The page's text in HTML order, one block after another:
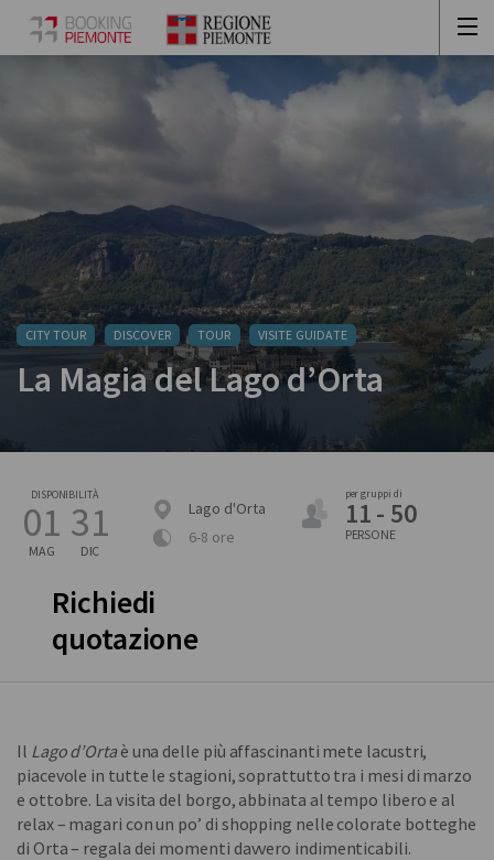
CITY TOUR DISCOVER TOUR VISITE GUIDATE
La Magia del Lago d’Orta
DISPONIBILITÀ
01
MAG
31
DIC
Lago d'Orta
6-8 ore
per gruppi di
11 - 50
PERSONE
Richiedi
quotazione
Il Lago d’Ortaè una delle più affascinanti mete lacustri,
piacevole in tutte le stagioni, soprattutto tra i mesi di marzo
e ottobre. La visita del borgo, abbinata al tempo libero e al
relax – magari con un po’ di shopping nelle colorate botteghe
di Orta – regala dei momenti davvero indimenticabili.